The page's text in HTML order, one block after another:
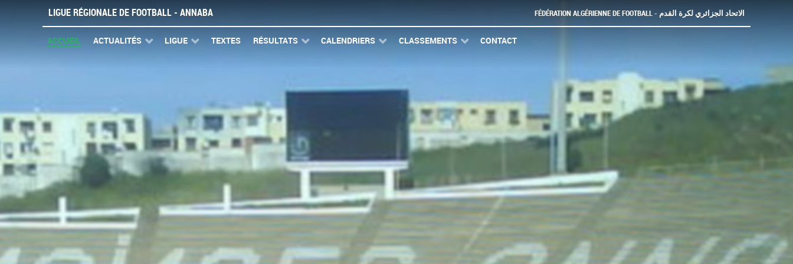
LIGUE RÉGIONALE DE FOOTBALL - ANNABA FÉDÉRATION ALGÉRIENNE DE FOOTBALL - الاتحاد الجزائري لكرة القدم
ACCUEIL ACTUALITÉS LIGUE TEXTES RÉSULTATS CALENDRIERS CLASSEMENTS CONTACT